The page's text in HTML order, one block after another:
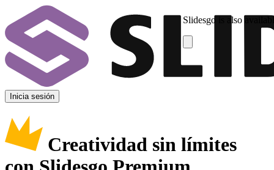
Slidesgo is also
Inicia sesión
Creatividad sin límites